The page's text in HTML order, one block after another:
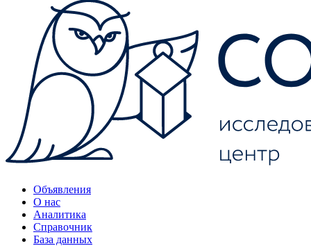
Объявления
О нас
Аналитика
Справочник
База данных